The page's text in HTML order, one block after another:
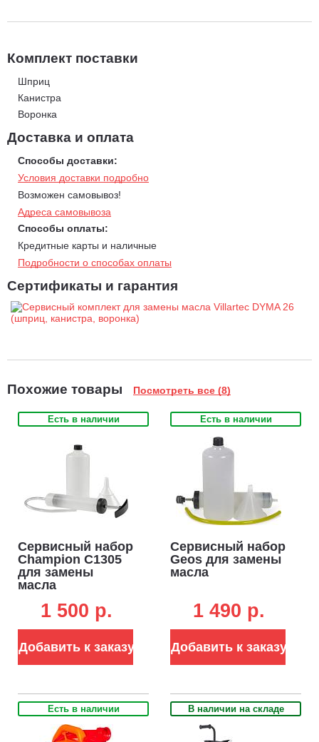
Комплект поставки
Шприц
Канистра
Воронка
Доставка и оплата
Способы доставки:
Условия доставки подробно
Возможен самовывоз!
Адреса самовывоза
Способы оплаты:
Кредитные карты и наличные
Подробности о способах оплаты
Сертификаты и гарантия
Похожие товары Посмотреть все (8)
Есть в наличии
Сервисный набор
Champion C1305
для замены
масла
1 500 p.
Добавить к заказу
Есть в наличии
Сервисный набор
Geos для замены
масла
1 490 p.
Добавить к заказу
Есть в наличии В наличии на складе